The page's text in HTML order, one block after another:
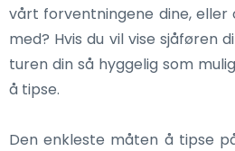
vårt forventningene dine,
med? Hvis du vil vise sjåføren
turen din så hyggelig som
å tipse.
Den enkleste måten å tipse